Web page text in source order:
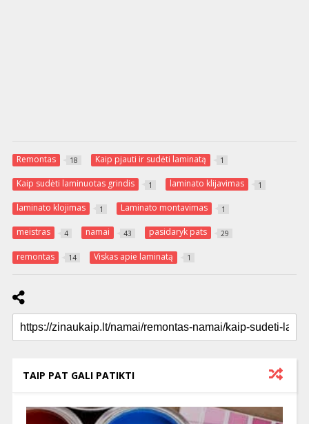
Remontas 18 Kaip pjauti ir sudėti laminatą 1
Kaip sudėti laminuotas grindis 1 laminato klijavimas 1
laminato klojimas 1 Laminato montavimas 1
meistras 4 namai 43 pasidaryk pats 29
remontas 14 Viskas apie laminatą 1
TAIP PAT GALI PATIKTI